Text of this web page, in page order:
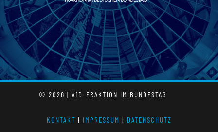
© 2026 | AfD-FRAKTION IM BUNDESTAG
KONTAKT l IMPRESSUM l DATENSCHUTZ